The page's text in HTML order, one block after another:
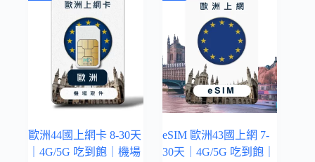
歐洲44國上網卡 8-30天
｜4G/5G 吃到飽｜機場
eSIM 歐洲43國上網 7-
30天｜4G/5G 吃到飽｜